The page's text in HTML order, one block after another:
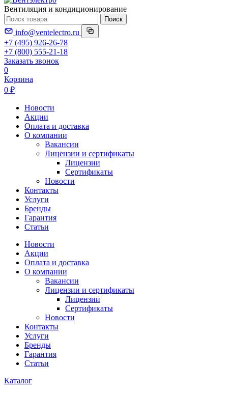
Вентиляция и кондиционирование
Поиск
info@ventelectro.ru
+7 (495) 926-26-78
+7 (800) 555-21-18
Заказать звонок
0
Корзина
0 ₽
Новости
Акции
Оплата и доставка
О компании
Вакансии
Лицензии и сертификаты
Лицензии
Сертификаты
Новости
Контакты
Услуги
Бренды
Гарантия
Статьи
Новости
Акции
Оплата и доставка
О компании
Вакансии
Лицензии и сертификаты
Лицензии
Сертификаты
Новости
Контакты
Услуги
Бренды
Гарантия
Статьи
Каталог